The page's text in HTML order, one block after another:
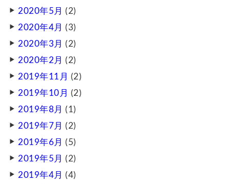
2020年5月 (2)
2020年4月 (3)
2020年3月 (2)
2020年2月 (2)
2019年11月 (2)
2019年10月 (2)
2019年8月 (1)
2019年7月 (2)
2019年6月 (5)
2019年5月 (2)
2019年4月 (4)